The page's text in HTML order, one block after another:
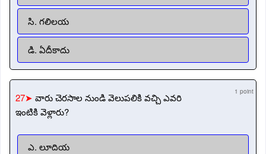
సి. గలిలయ
డి. ఏదీకాదు
27➤ వారు చెరసాల నుండి వెలుపలికి వచ్చి ఎవరి
ఇంటికి వెళ్లారు?
1 point
ఎ. లూదియ